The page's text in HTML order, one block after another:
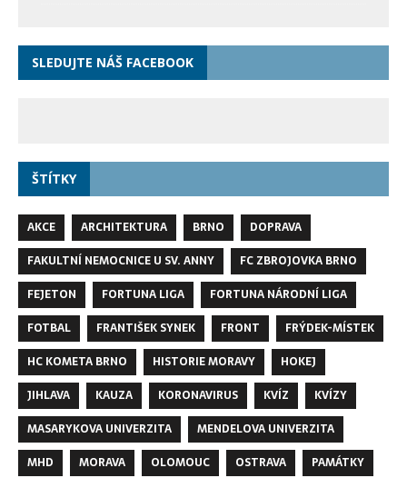
SLEDUJTE NÁŠ FACEBOOK
ŠTÍTKY
AKCE ARCHITEKTURA BRNO
DOPRAVA
FAKULTNÍ NEMOCNICE U SV. ANNY
FC ZBROJOVKA BRNO
FEJETON
FORTUNA LIGA
FORTUNA NÁRODNÍ LIGA
FOTBAL
FRANTIŠEK SYNEK FRONT
FRÝDEK-MÍSTEK
HC KOMETA BRNO
HISTORIE MORAVY
HOKEJ
JIHLAVA
KAUZA KORONAVIRUS KVÍZ
KVÍZY
MASARYKOVA UNIVERZITA
MENDELOVA UNIVERZITA
MHD
MORAVA OLOMOUC OSTRAVA
PAMÁTKY